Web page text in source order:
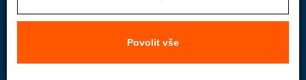
Povolit vše